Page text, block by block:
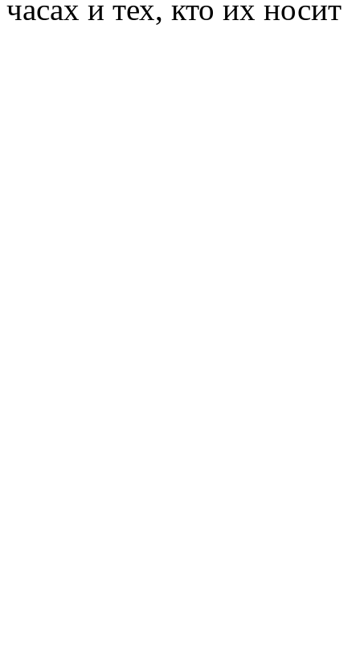
часах и тех, кто их носит